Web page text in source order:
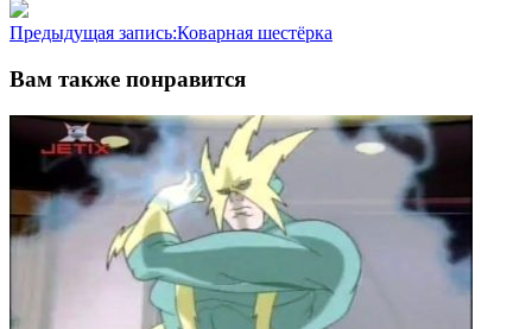
Предыдущая запись:Коварная шестёрка
Вам также понравится